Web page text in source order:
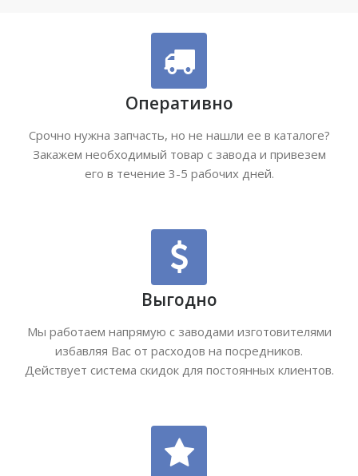
Оперативно
Срочно нужна запчасть, но не нашли ее в каталоге?
Закажем необходимый товар с завода и привезем
его в течение 3-5 рабочих дней.
Выгодно
Мы работаем напрямую с заводами изготовителями
избавляя Вас от расходов на посредников.
Действует система скидок для постоянных клиентов.